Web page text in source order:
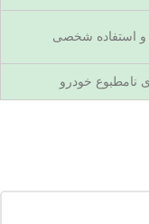
و استفاده شخصی
خودرو